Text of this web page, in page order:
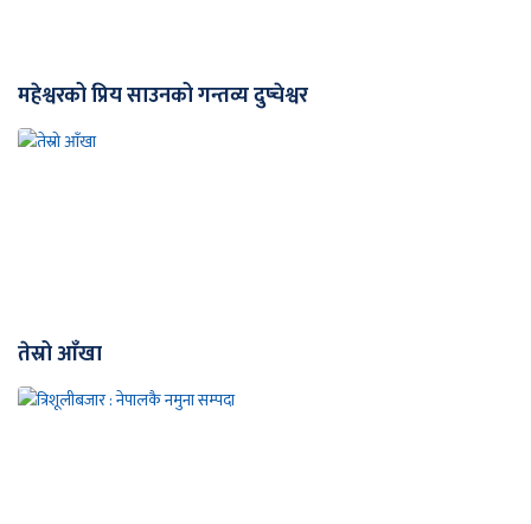
महेश्वरको प्रिय साउनको गन्तव्य दुप्चेश्वर
तेस्रो आँखा